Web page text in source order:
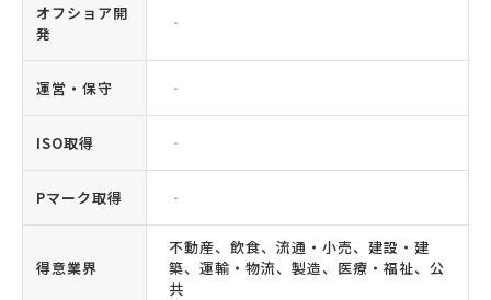
オフショア開
発
‐
運営・保守 ‐
ISO取得 ‐
Pマーク取得 ‐
得意業界
不動産、飲食、流通・小売、建設・建
築、運輸・物流、製造、医療・福祉、公
共